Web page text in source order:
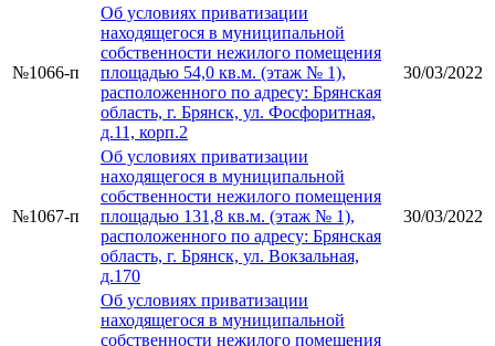
№1066-п
Об условиях приватизации
находящегося в муниципальной
собственности нежилого помещения
площадью 54,0 кв.м. (этаж № 1),
расположенного по адресу: Брянская
область, г. Брянск, ул. Фосфоритная,
д.11, корп.2
30/03/2022
№1067-п
Об условиях приватизации
находящегося в муниципальной
собственности нежилого помещения
площадью 131,8 кв.м. (этаж № 1),
расположенного по адресу: Брянская
область, г. Брянск, ул. Вокзальная,
д.170
30/03/2022
Об условиях приватизации
находящегося в муниципальной
собственности нежилого помещения